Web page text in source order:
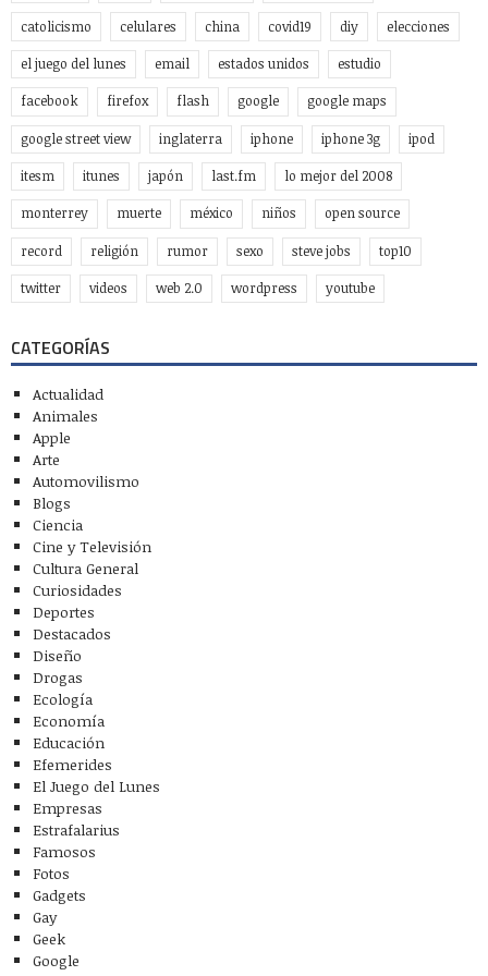
catolicismo celulares china covid19 diy elecciones
el juego del lunes email estados unidos estudio
facebook firefox flash google google maps
google street view inglaterra iphone iphone 3g ipod
itesm itunes japón last.fm lo mejor del 2008
monterrey muerte méxico niños open source
record religión rumor sexo steve jobs top10
twitter videos web 2.0 wordpress youtube
CATEGORÍAS
Actualidad
Animales
Apple
Arte
Automovilismo
Blogs
Ciencia
Cine y Televisión
Cultura General
Curiosidades
Deportes
Destacados
Diseño
Drogas
Ecología
Economía
Educación
Efemerides
El Juego del Lunes
Empresas
Estrafalarius
Famosos
Fotos
Gadgets
Gay
Geek
Google